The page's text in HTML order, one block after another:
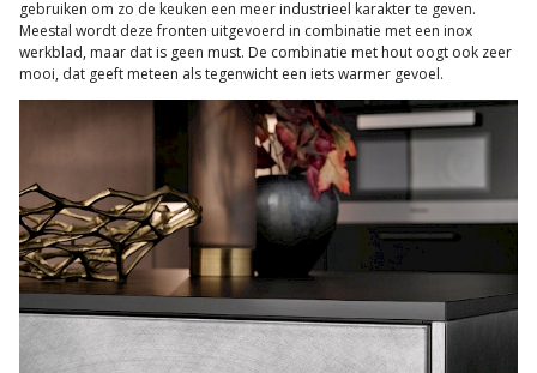
gebruiken om zo de keuken een meer industrieel karakter te geven.
Meestal wordt deze fronten uitgevoerd in combinatie met een inox
werkblad, maar dat is geen must. De combinatie met hout oogt ook zeer
mooi, dat geeft meteen als tegenwicht een iets warmer gevoel.